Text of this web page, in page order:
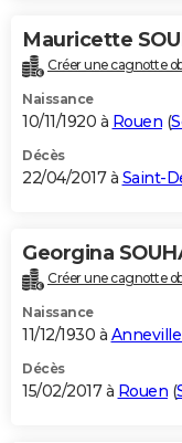
Mauricette
Créer une cagnotte
Naissance
10/11/1920 à Rouen (
Décès
22/04/2017 à Saint-
Georgina
Créer une cagnotte
Naissance
11/12/1930 à
Décès
15/02/2017 à Rouen (